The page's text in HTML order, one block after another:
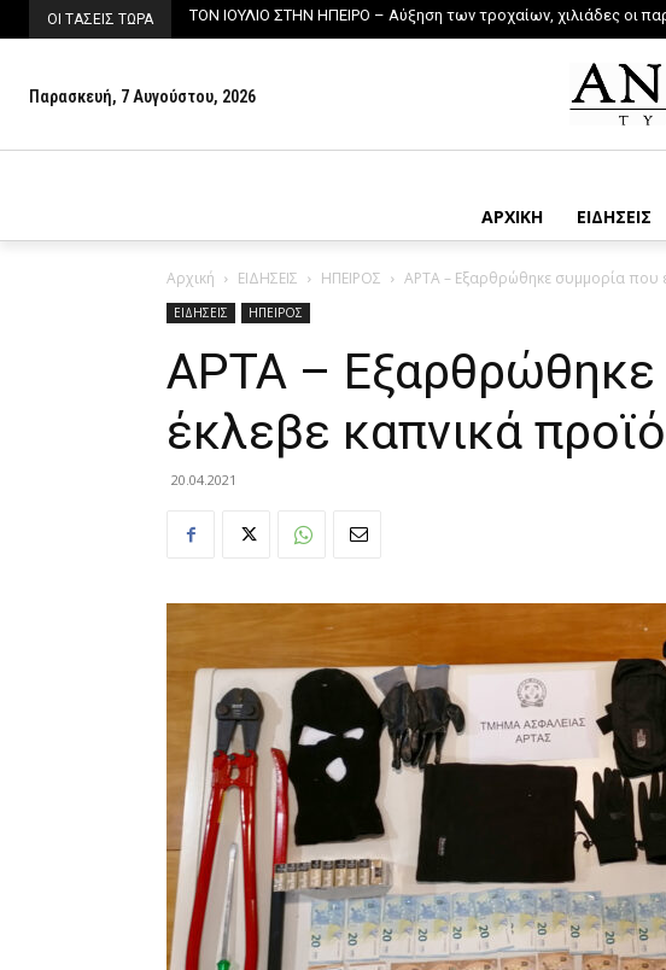
ΟΙ ΤΑΣΕΙΣ ΤΩΡΑ ΤΟΝ ΙΟΥΛΙΟ ΣΤΗΝ ΗΠΕΙΡΟ – Αύξηση των τροχαίων, χιλιάδες οι
Παρασκευή, 7 Αυγούστου, 2026
ΑΡΧΙΚΗ ΕΙΔΗΣΕΙΣ
Αρχική ΕΙΔΗΣΕΙΣ ΗΠΕΙΡΟΣ ΑΡΤΑ – Εξαρθρώθηκε συμμορία που
ΕΙΔΗΣΕΙΣ ΗΠΕΙΡΟΣ
ΑΡΤΑ – Εξαρθρώθηκε
έκλεβε καπνικά
20.04.2021